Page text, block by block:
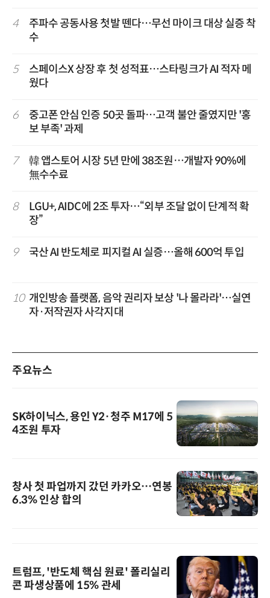
4
주파수 공동사용 첫발 뗀다…무선 마이크 대상 실증 착
수
5
스페이스X 상장 후 첫 성적표…스타링크가 AI 적자 메
웠다
6
중고폰 안심 인증 50곳 돌파…고객 불안 줄였지만 '홍
보 부족' 과제
7
韓 앱스토어 시장 5년 만에 38조원…개발자 90%에
無수수료
8
LGU+, AIDC에 2조 투자…“외부 조달 없이 단계적 확
장”
9 국산 AI 반도체로 피지컬 AI 실증…올해 600억 투입
10 개인방송 플랫폼, 음악 권리자 보상 '나 몰라라'…실연
자·저작권자 사각지대
주요뉴스
SK하이닉스, 용인 Y2·청주 M17에 5
4조원 투자
창사 첫 파업까지 갔던 카카오…연봉
6.3% 인상 합의
트럼프, '반도체 핵심 원료' 폴리실리
콘 파생상품에 15% 관세